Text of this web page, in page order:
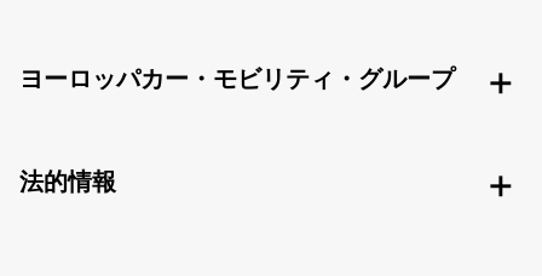
ヨーロッパカー・モビリティ・グループ
法的情報